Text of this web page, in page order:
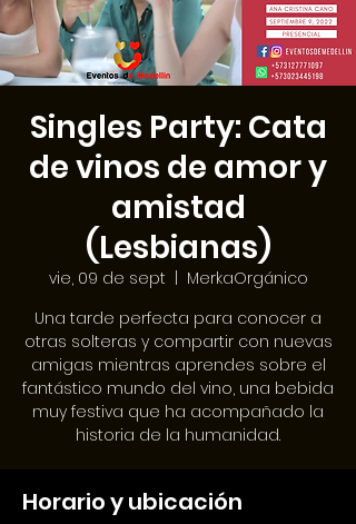
Singles Party: Cata
de vinos de amor y
amistad
(Lesbianas)
vie, 09 de sept
MerkaOrgánico
Una tarde perfecta para conocer a
otras solteras y compartir con nuevas
amigas mientras aprendes sobre el
fantástico mundo del vino, una bebida
muy festiva que ha acompañado la
historia de la humanidad.
Horario y ubicación